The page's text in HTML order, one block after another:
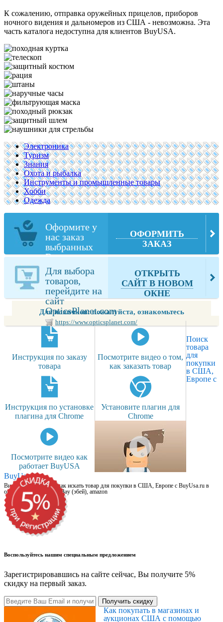
К сожалению, отправка оружейных прицелов, приборов
ночного видения и дальномеров из США - невозможна. Эта
часть каталога недоступна для клиентов BuyUSA.
Электроника
Туризм
Знания
Охота и рыбалка
Инструменты и промышленные товары
Хобби
Одежда
Оформите у
нас заказ
выбранных
Вами товаров
из
OpticsPlanet.com
ОФОРМИТЬ
ЗАКАЗ
Для выбора
товаров,
перейдите на
сайт
OpticsPlanet.com
https://www.opticsplanet.com/
ОТКРЫТЬ
САЙТ В НОВОМ
ОКНЕ
Для новичков: пожалуйста, ознакомьтесь
Инструкция по заказу
товара
Посмотрите видео о том,
как заказать товар
Инструкция по установке
плагина для Chrome
Установите плагин для
Chrome
Посмотрите видео как
работает BuyUSA
Поиск
товара
для
покупки
в США,
Европе с
BuyUsa.ru
Видео для новичков: как искать товар для покупки в США, Европе с BuyUsa.ru в
онлайн магазинах, на eBay (эбей), amazon
Воспользуйтесь нашим специальным предложением
Зарегистрировавшись на сайте сейчас, Вы получите 5%
скидку на первый заказ.
Получить скидку
Как покупать в магазинах и
аукционах США с помощью